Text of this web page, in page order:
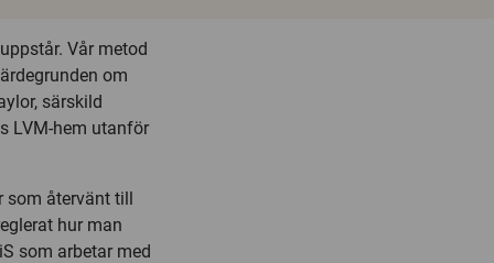
Vår metod
om
särskild
LVM-hem utanför
som återvänt till
hur man
som arbetar med